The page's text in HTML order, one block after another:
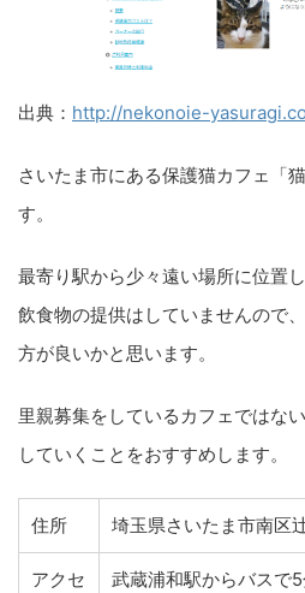
出典： http://nekonoie-
さいたま市にある保護猫カフェ「
す。
最寄り駅から少々遠い場所に位置
飲食物の提供はしていませんので
方が良いかと思います。
里親募集をしているカフェではな
していくことをおすすめします。
住所 埼玉県さいたま市南区
アクセ
武蔵浦和駅からバスで5